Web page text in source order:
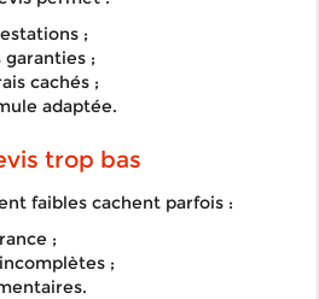
;
;
cachés ;
adaptée.
trop bas
faibles cachent parfois :
;
;